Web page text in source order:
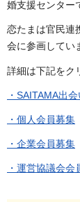
婚支援センター
恋たまは官民連
会に参画してい
詳細は下記をク
・SAITAMA出
・個人会員募集
・企業会員募集
・運営協議会会